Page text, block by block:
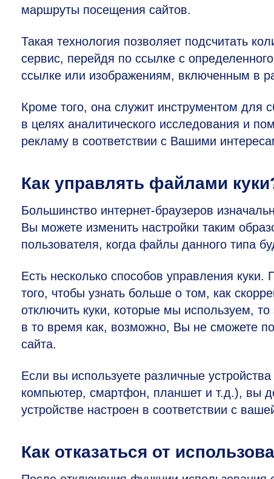
маршруты посещения сайтов.
Такая технология позволяет подсчитать
сервис, перейдя по ссылке с
ссылке или изображениям, включенным в
Кроме того, она служит инструментом для
в целях аналитического исследования и
рекламу в соответствии с Вашими
Как управлять файлами
Большинство интернет-браузеров
Вы можете изменить настройки таким
пользователя, когда файлы данного типа
Есть несколько способов управления куки.
того, чтобы узнать больше о том, как
отключить куки, которые мы используем,
в то время как, возможно, Вы не сможете
сайта.
Если вы используете различные
компьютер, смартфон, планшет и т.д.), вы
устройстве настроен в соответствии с
Как отказаться от